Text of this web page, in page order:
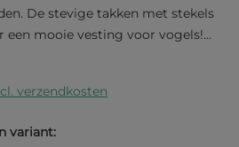
De stevige takken met stekels
een mooie vesting voor vogels!...
verzendkosten
variant: